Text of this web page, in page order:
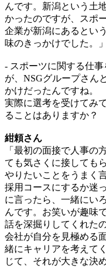
んです。新潟という土
かったのですが、スポ
企業が新潟にあるとい
味のきっかけでした。」
- スポーツに関する仕
が、NSGグループさん
かけだったんですね。
実際に選考を受けてみ
ることはありますか？
紺頼さん
「最初の面接で人事の
ても気さくに接しても
やりたいことをうまく
採用コースにするか迷
に言ったら、一緒にい
んです。お笑いが趣味
話を深掘りしてくれた
会社が自分を見極める
緒にキャリアを考えて
じて、それが大きな決